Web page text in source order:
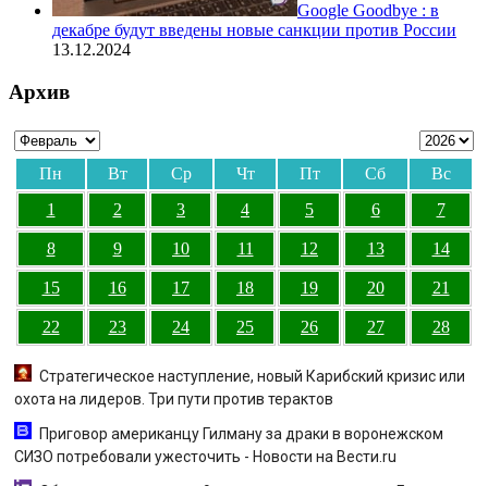
Google Goodbye : в
декабре будут введены новые санкции против России
13.12.2024
Архив
Пн Вт Ср Чт Пт Сб
Вс
1
2 3 4 5 6 7
8 9 10 11 12 13 14
15 16 17 18 19 20 21
22 23 24 25 26 27 28
Стратегическое наступление, новый Карибский кризис или
охота на лидеров. Три пути против терактов
Приговор американцу Гилману за драки в воронежском
СИЗО потребовали ужесточить - Новости на Вести.ru